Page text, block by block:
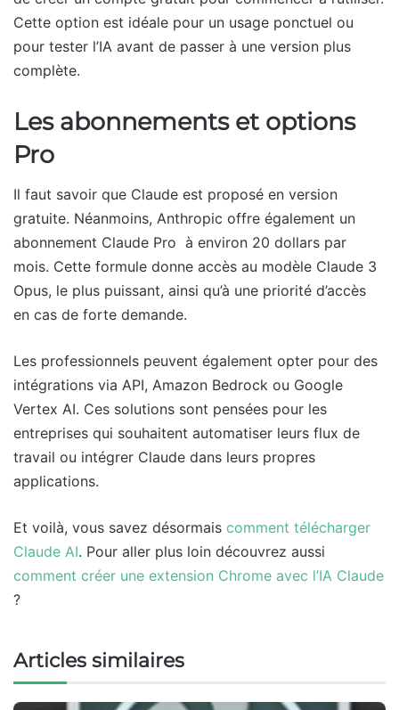
Cette option est idéale pour un usage ponctuel ou
pour tester l’IA avant de passer à une version plus
complète.
Les abonnements et options
Pro
Il faut savoir que Claude est proposé en version
gratuite. Néanmoins, Anthropic offre également un
abonnement Claude Pro à environ 20 dollars par
mois. Cette formule donne accès au modèle Claude 3
Opus, le plus puissant, ainsi qu’à une priorité d’accès
en cas de forte demande.
Les professionnels peuvent également opter pour des
intégrations via API, Amazon Bedrock ou Google
Vertex AI. Ces solutions sont pensées pour les
entreprises qui souhaitent automatiser leurs flux de
travail ou intégrer Claude dans leurs propres
applications.
Et voilà, vous savez désormais comment télécharger
Claude AI. Pour aller plus loin découvrez aussi
comment créer une extension Chrome avec l’IA Claude
?
Articles similaires